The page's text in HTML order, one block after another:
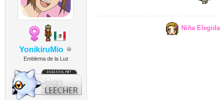
YonikiruMio
Emblema de la Luz
Niña